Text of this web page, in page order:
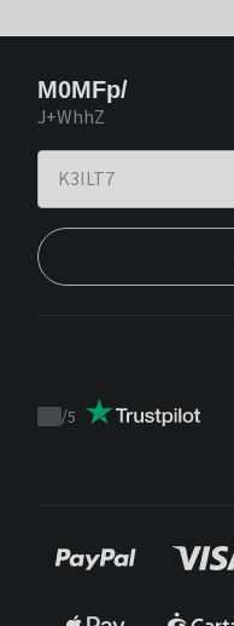
M0MFp/
J+WhhZ
Trustpilot
/5